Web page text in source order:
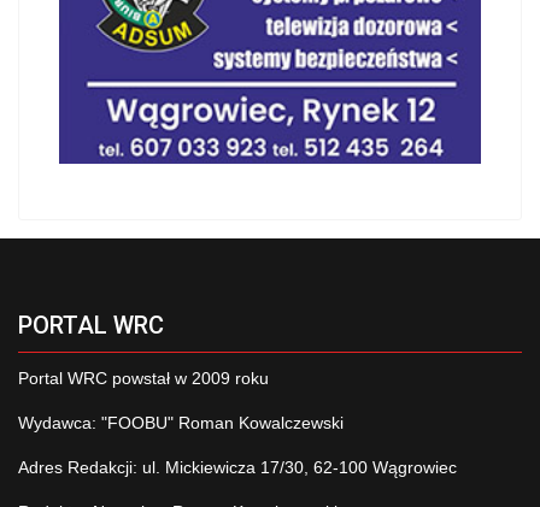
PORTAL WRC
Portal WRC powstał w 2009 roku
Wydawca: "FOOBU" Roman Kowalczewski
Adres Redakcji: ul. Mickiewicza 17/30, 62-100 Wągrowiec